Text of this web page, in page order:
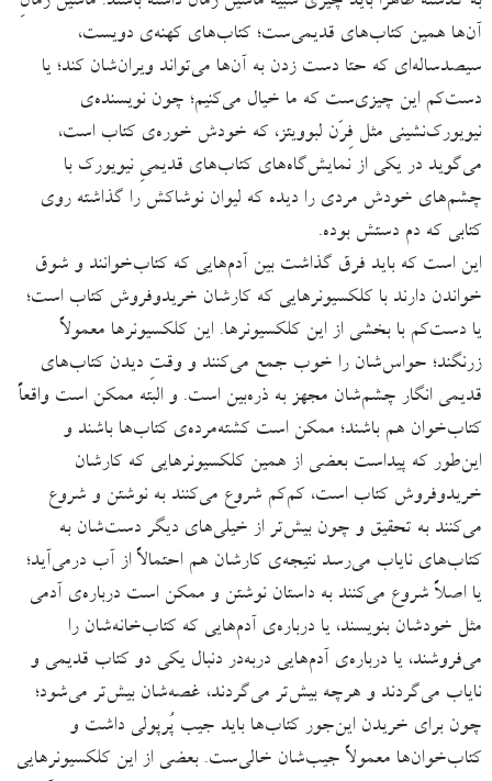
آن‌ها همین کتاب‌های قدیمی‌ست؛ کتاب‌های کهنه‌ی دویست،
سیصدساله‌ای که حتا دست زدن به آن‌ها می‌تواند ویران‌شان کند؛ یا
دست‌کم این چیزی‌ست که ما خیال می‌کنیم؛ چون نویسنده‌ی
نیویورک‌نشینی مثل فِرَن لبوویتز، که خودش خوره‌ی کتاب است،
می‌گوید در یکی از نمایش‌گاه‌‌های کتاب‌های قدیمیِ نیویورک با
چشم‌های خودش مردی را دیده که لیوان نوشاکش را گذاشته روی
کتابی که دم دستش بوده.
این است که باید فرق گذاشت بین آدم‌هایی که کتاب‌خوانند و شوق
خواندن دارند با کلکسیونرهایی که کارشان خریدوفروش کتاب است؛
یا دست‌کم با بخشی از این کلکسیونرها. این کلکسیونرها معمولاً
زرنگند؛ حواس‌شان را خوب جمع می‌کنند و وقتِ دیدن کتاب‌های
قدیمی انگار چشم‌شان مجهز به ذره‌بین است. و البته ممکن است واقعاً
کتاب‌خوان هم باشند؛ ممکن است کشته‌‌مرده‌ی کتاب‌ها باشند و
این‌طور که پیداست بعضی از همین کلکسیونرهایی که کارشان
خریدوفروش کتاب است، کم‌کم شروع می‌کنند به نوشتن و شروع
می‌کنند به تحقیق و چون بیش‌تر از خیلی‌های دیگر دست‌شان به
کتاب‌های نایاب می‌رسد نتیجه‌ی کارشان هم احتمالاً از آب درمی‌آید؛
یا اصلاً شروع می‌کنند به داستان نوشتن و ممکن است درباره‌ی آدمی
مثل خودشان بنویسند، یا درباره‌ی آدم‌هایی که کتاب‌خانه‌شان را
می‌فروشند، یا درباره‌ی آدم‌هایی دربه‌در دنبال یکی دو کتاب قدیمی و
نایاب می‌گردند و هرچه بیش‌تر می‌گردند، غصه‌شان بیش‌تر می‌شود؛
چون برای خریدن این‌جور کتاب‌ها باید جیب پُرپولی داشت و
کتاب‌خوان‌ها معمولاً جیب‌شان خالی‌ست. بعضی از این کلکسیونرهایی